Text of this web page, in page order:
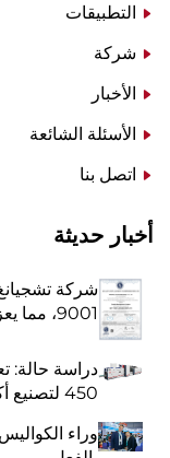
التطبيقات
شركة
الأخبار
الأسئلة الشائعة
اتصل بنا
أخبار حديثة
9001، مما يعزز جودة آلات تصنيع أكياس الورق
450 لتصنيع أكياس الورق ذات القاعدة الحادة
وراء